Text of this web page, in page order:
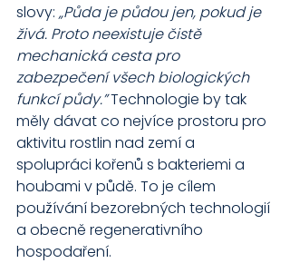
slovy: „Půda je půdou jen, pokud je
živá. Proto neexistuje čistě
mechanická cesta pro
zabezpečení všech biologických
funkcí půdy.” Technologie by tak
měly dávat co nejvíce prostoru pro
aktivitu rostlin nad zemí a
spolupráci kořenů s bakteriemi a
houbami v půdě. To je cílem
používání bezorebných technologií
a obecně regenerativního
hospodaření.